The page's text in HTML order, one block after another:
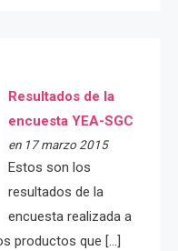
Resultados de la
encuesta YEA-SGC
en 17 marzo 2015
Estos son los
resultados de la
encuesta realizada a
productos que […]